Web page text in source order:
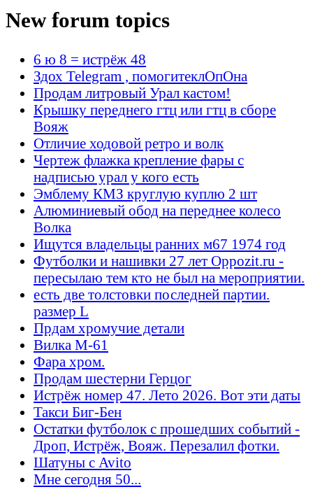
New forum topics
6 ю 8 = истрёж 48
Здох Telegram , помогитеклОпОна
Продам литровый Урал кастом!
Крышку переднего гтц или гтц в сборе
Вояж
Отличие ходовой ретро и волк
Чертеж флажка крепление фары с
надписью урал у кого есть
Эмблему КМЗ круглую куплю 2 шт
Алюминиевый обод на переднее колесо
Волка
Ищутся владельцы ранних м67 1974 год
Футболки и нашивки 27 лет Oppozit.ru -
пересылаю тем кто не был на мероприятии.
есть две толстовки последней партии.
размер L
Прдам хромучие детали
Вилка М-61
Фара хром.
Продам шестерни Герцог
Истрёж номер 47. Лето 2026. Вот эти даты
Такси Биг-Бен
Остатки футболок с прошедших событий -
Дроп, Истрёж, Вояж. Перезалил фотки.
Шатуны с Avito
Мне сегодня 50...